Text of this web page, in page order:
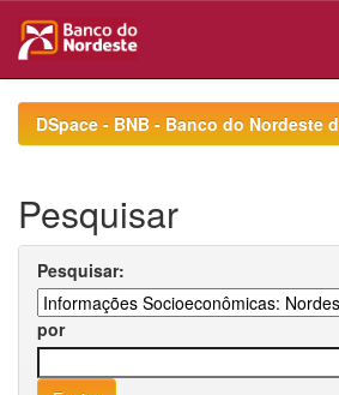
navigationDSpace - BNB - Banco do Nordeste
Pesquisar
Pesquisar:
por